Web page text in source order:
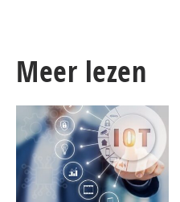
Meer lezen